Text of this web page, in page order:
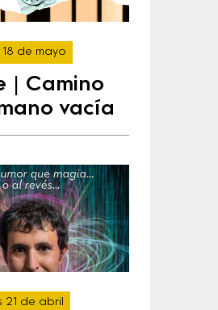
18 de mayo
| Camino
vacía
21 de abril